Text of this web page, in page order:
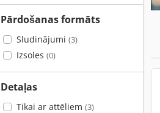
Pārdošanas formāts
Sludinājumi (3)
Izsoles (0)
Detaļas
Tikai ar attēliem (3)